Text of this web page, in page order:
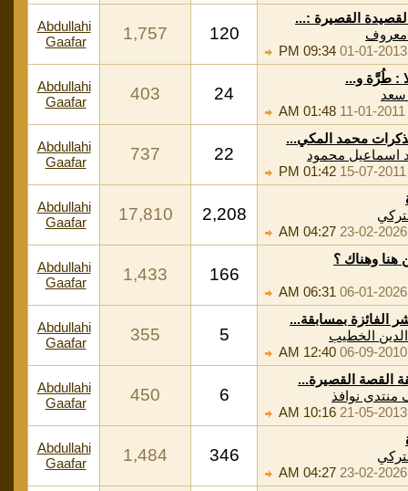
القصيرة :...
01-01-2013
09:34 PM
120
1,757
Abdullahi
Gaafar
: طُرَّة و...
11-01-2011
01:48 AM
24
403
Abdullahi
Gaafar
محمد المكي...
اسماعيل محمود
15-07-2011
01:42 PM
22
737
Abdullahi
Gaafar
23-02-2026
04:27 AM
2,208
17,810
Abdullahi
Gaafar
هنا وهناك ؟
06-01-2026
06:31 AM
166
1,433
Abdullahi
Gaafar
الفائزة بمسابقة...
الخطيب
06-09-2010
12:40 AM
5
355
Abdullahi
Gaafar
القصة القصيرة...
نوافذ
21-05-2013
10:16 AM
6
450
Abdullahi
Gaafar
23-02-2026
04:27 AM
346
1,484
Abdullahi
Gaafar